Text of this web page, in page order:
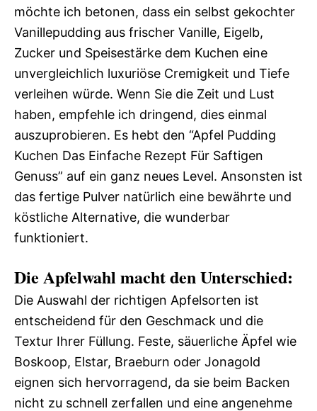
möchte ich betonen, dass ein selbst gekochter
Vanillepudding aus frischer Vanille, Eigelb,
Zucker und Speisestärke dem Kuchen eine
unvergleichlich luxuriöse Cremigkeit und Tiefe
verleihen würde. Wenn Sie die Zeit und Lust
haben, empfehle ich dringend, dies einmal
auszuprobieren. Es hebt den “Apfel Pudding
Kuchen Das Einfache Rezept Für Saftigen
Genuss” auf ein ganz neues Level. Ansonsten ist
das fertige Pulver natürlich eine bewährte und
köstliche Alternative, die wunderbar
funktioniert.
Die Apfelwahl macht den Unterschied:
Die Auswahl der richtigen Apfelsorten ist
entscheidend für den Geschmack und die
Textur Ihrer Füllung. Feste, säuerliche Äpfel wie
Boskoop, Elstar, Braeburn oder Jonagold
eignen sich hervorragend, da sie beim Backen
nicht zu schnell zerfallen und eine angenehme